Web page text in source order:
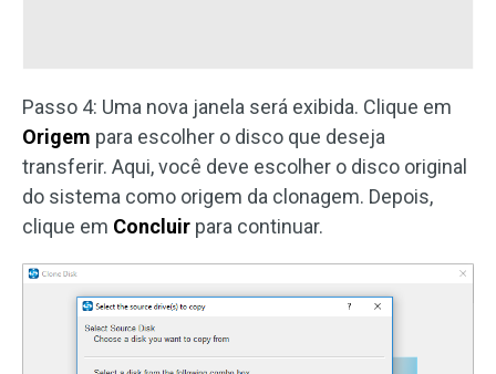
Passo 4: Uma nova janela será exibida. Clique em
Origem para escolher o disco que deseja
transferir. Aqui, você deve escolher o disco original
do sistema como origem da clonagem. Depois,
clique em Concluir para continuar.